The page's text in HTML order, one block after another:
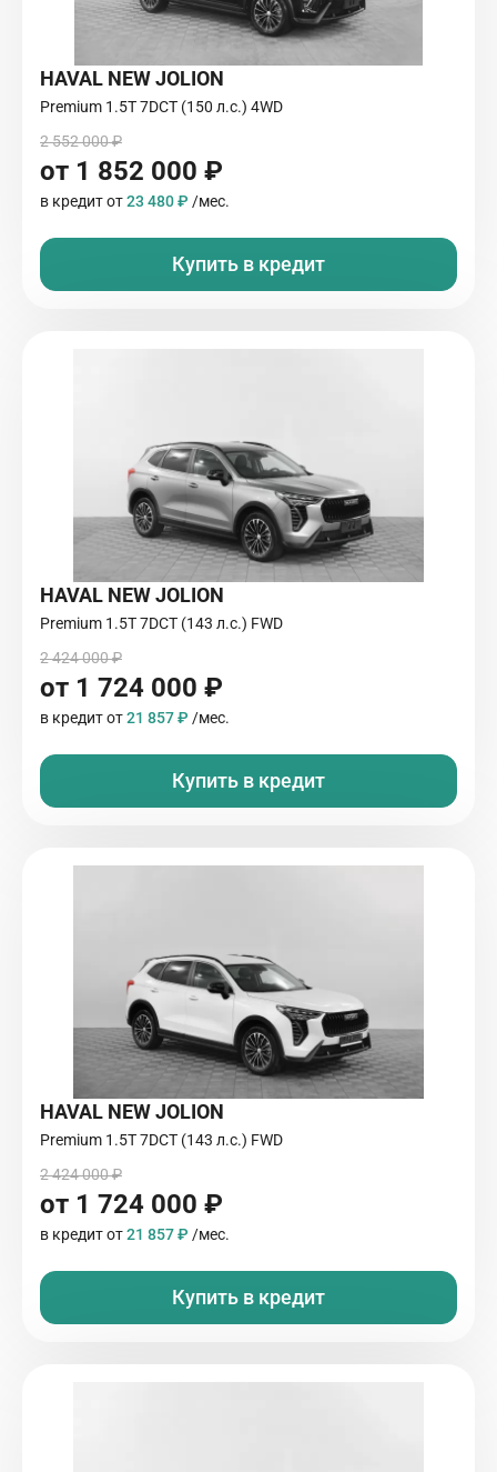
HAVAL NEW JOLION
Premium 1.5T 7DCT (150 л.с.) 4WD
2 552 000 ₽
от 1 852 000 ₽
в кредит от23 480 ₽ /мес.
Купить в кредит
HAVAL NEW JOLION
Premium 1.5T 7DCT (143 л.с.) FWD
2 424 000 ₽
от 1 724 000 ₽
в кредит от21 857 ₽ /мес.
Купить в кредит
HAVAL NEW JOLION
Premium 1.5T 7DCT (143 л.с.) FWD
2 424 000 ₽
от 1 724 000 ₽
в кредит от21 857 ₽ /мес.
Купить в кредит